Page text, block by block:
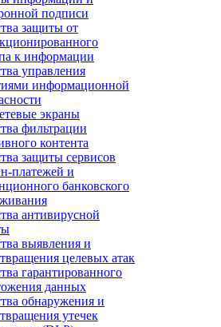
подписи
защиты от
к информации
управления
информационной
экраны
фильтрации
контента
защиты сервисов
платежей и
банковского
антивирусной
выявления и
целевых атак
гарантированного
данных
обнаружения и
утечек